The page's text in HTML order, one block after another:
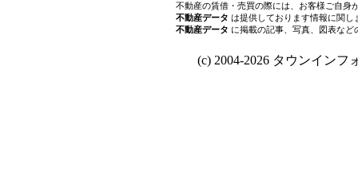
不動産の賃借・売買の際には、お客様ご自身
不動産データ は提供しております情報に関し
不動産データ に掲載の記事、写真、図表な
(c) 2004-2026 タウンインフ